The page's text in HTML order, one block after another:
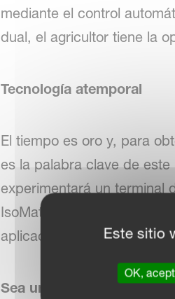
mediante el control
dual, el agricultor tiene la
Tecnología atemporal
El tiempo es oro y, para
es la palabra clave de
experimentará un terminal
IsoMatch Tellus PRO
aplicaciones.
Sea un profesional
Este sitio
OK,